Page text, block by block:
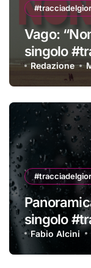
Vago:
singolo
Redazione
singolo
Fabio Alcini